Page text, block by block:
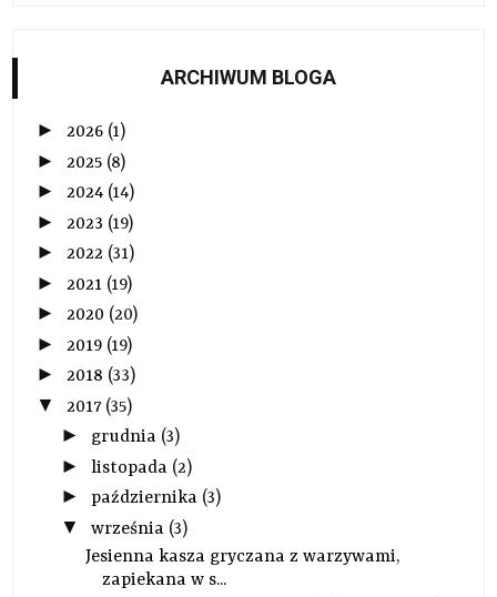
ARCHIWUM BLOGA
►2026 (1)
► 2025 (8)
►2024 (14)
► 2023 (19)
►2022 (31)
► 2021 (19)
►2020 (20)
► 2019 (19)
►2018 (33)
▼ 2017 (35)
► grudnia (3)
► listopada (2)
► października (3)
▼ września (3)
Jesienna kasza gryczana z warzywami,
zapiekana w s...